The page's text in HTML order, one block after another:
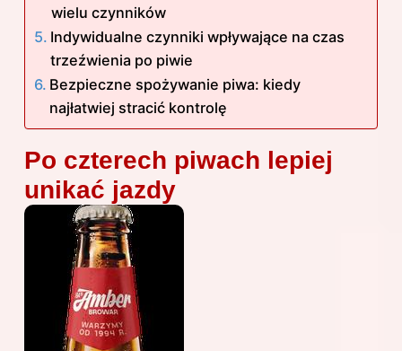
wielu czynników
Indywidualne czynniki wpływające na czas
trzeźwienia po piwie
Bezpieczne spożywanie piwa: kiedy
najłatwiej stracić kontrolę
Po czterech piwach lepiej
unikać jazdy